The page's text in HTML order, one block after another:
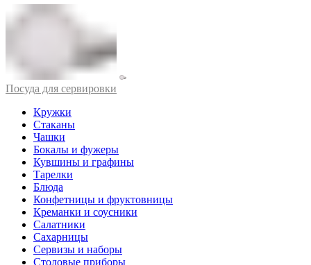
Посуда для сервировки
Кружки
Стаканы
Чашки
Бокалы и фужеры
Кувшины и графины
Тарелки
Блюда
Конфетницы и фруктовницы
Креманки и соусники
Салатники
Сахарницы
Сервизы и наборы
Столовые приборы